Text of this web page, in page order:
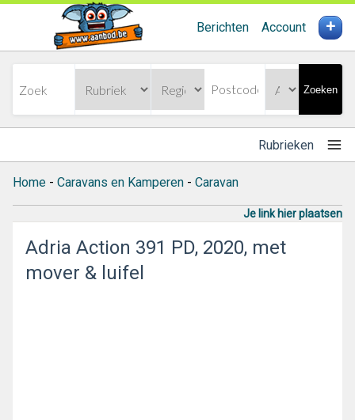
Berichten Account +
Zoeken
Rubrieken
Home - Caravans en Kamperen - Caravan
Je link hier plaatsen
Adria Action 391 PD, 2020, met
mover & luifel